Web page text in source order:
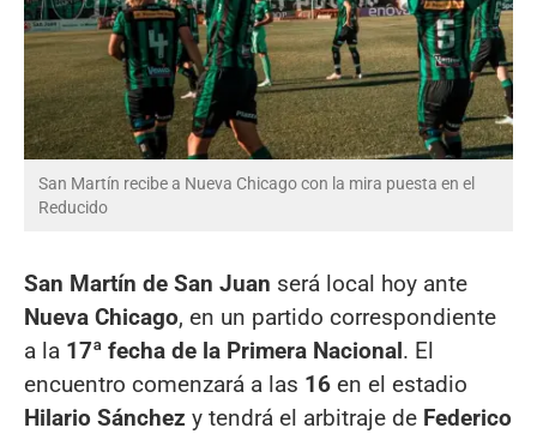
San Martín recibe a Nueva Chicago con la mira puesta en el
Reducido
San Martín de San Juan será local hoy ante
Nueva Chicago, en un partido correspondiente
a la 17ª fecha de la Primera Nacional. El
encuentro comenzará a las 16 en el estadio
Hilario Sánchez y tendrá el arbitraje de Federico